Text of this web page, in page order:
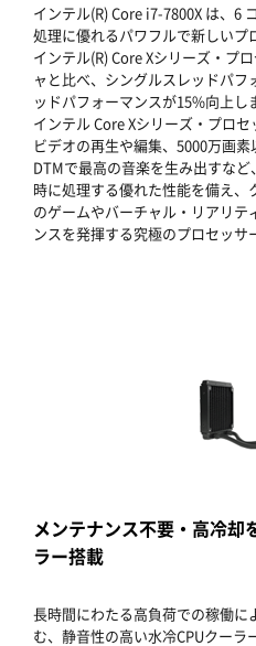
インテル(R) Core i7-7800X は、6
処理に優れるパワフルで新しいプ
インテル(R) Core Xシリーズ・プ
ャと比べ、シングルスレッドパ
ッドパフォーマンスが15%向上し
インテル Core Xシリーズ・プロ
ビデオの再生や編集、5000万画素
DTMで最高の音楽を生み出すな
時に処理する優れた性能を備え
のゲームやバーチャル・リアリ
ンスを発揮する究極のプロセッサ
メンテナンス不要・高冷却
ラー搭載
長時間にわたる高負荷での稼働に
む、静音性の高い水冷CPUクー